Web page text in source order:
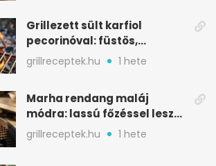
Grillezett sült karfiol
pecorinóval: füstös,
karamellizált nyári kedvenc
grillreceptek.hu 1 hete
Marha rendang maláj
módra: lassú főzéssel lesz
igazán szaftos
grillreceptek.hu 1 hete